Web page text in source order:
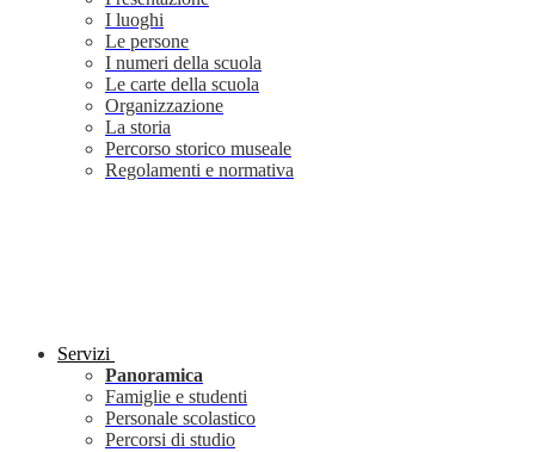
I luoghi
Le persone
I numeri della scuola
Le carte della scuola
Organizzazione
La storia
Percorso storico museale
Regolamenti e normativa
Servizi
Panoramica
Famiglie e studenti
Personale scolastico
Percorsi di studio